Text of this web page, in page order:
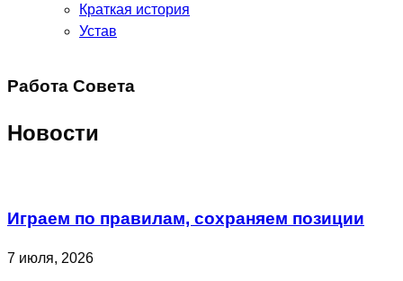
Краткая история
Устав
Работа Совета
Новости
Играем по правилам, сохраняем позиции
7 июля, 2026